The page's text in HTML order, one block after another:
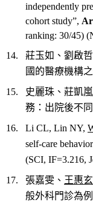
independently
cohort study”,
ranking: 30/45)
14. 莊玉如、劉啟哲
國的醫療機構
15. 史麗珠、莊凱嵐
務：出院後不
16. Li CL, Lin NY,
self-care
(SCI, IF=3.216,
17. 張嘉雯、 王惠玄
般外科門診為